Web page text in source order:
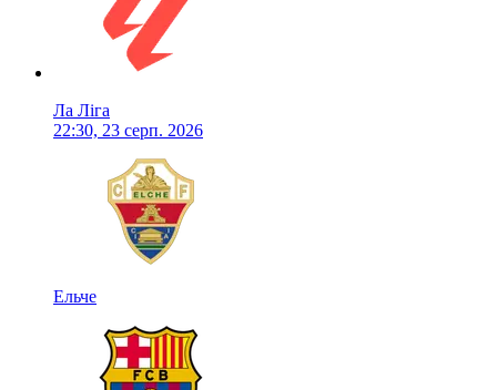
Ла Ліга
22:30, 23 серп. 2026
Ельче